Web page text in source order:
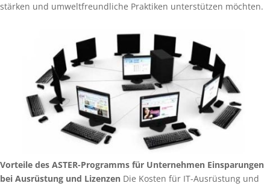
stärken und umweltfreundliche Praktiken unterstützen möchten.
Vorteile des ASTER-Programms für Unternehmen Einsparungen
bei Ausrüstung und Lizenzen Die Kosten für IT-Ausrüstung und